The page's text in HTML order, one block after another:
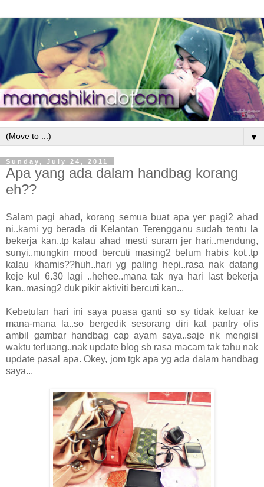
▼
Sunday, July 24, 2011
Apa yang ada dalam handbag korang
eh??
Salam pagi ahad, korang semua buat apa yer pagi2 ahad
ni..kami yg berada di Kelantan Terengganu sudah tentu la
bekerja kan..tp kalau ahad mesti suram jer hari..mendung,
sunyi..mungkin mood bercuti masing2 belum habis kot..tp
kalau khamis??huh..hari yg paling hepi..rasa nak datang
keje kul 6.30 lagi ..hehee..mana tak nya hari last bekerja
kan..masing2 duk pikir aktiviti bercuti kan...
Kebetulan hari ini saya puasa ganti so sy tidak keluar ke
mana-mana la..so bergedik sesorang diri kat pantry ofis
ambil gambar handbag cap ayam saya..saje nk mengisi
waktu terluang..nak update blog sb rasa macam tak tahu nak
update pasal apa. Okey, jom tgk apa yg ada dalam handbag
saya...